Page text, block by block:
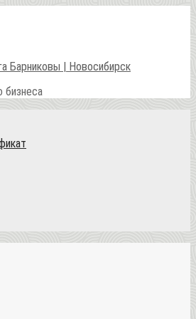
Барниковы | Новосибирск
бизнеса